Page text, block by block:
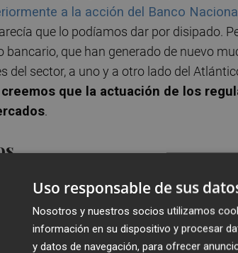
a la acción del Banco
que lo podíamos dar por disipado.
bancario, que han generado de nuevo
del sector, a uno y a otro lado del
creemos que la actuación de los
.
de los reguladores americanos el
los depósitos de Silicon Valley
para los depositantes no
que se sigue tambaleando.
Uso responsable de sus
Nosotros y nuestros socios utilizamos
información en su dispositivo y procesar
y datos de navegación, para ofrecer